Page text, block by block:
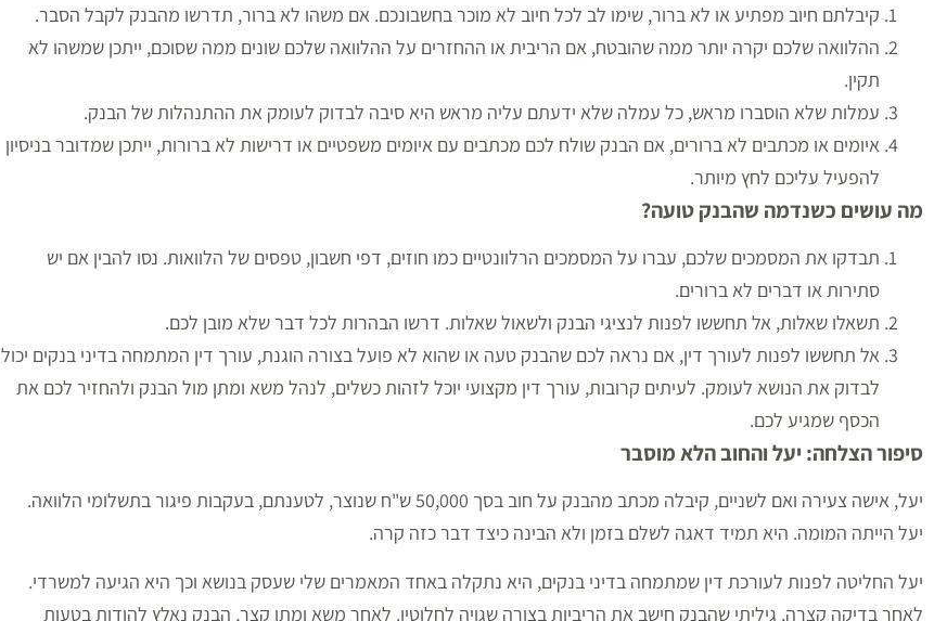
קיבלתם חיוב מפתיע או לא ברור, שימו לב לכל חיוב לא מוכר בחשבונכם. אם משהו לא ברור, תדרשו מהבנק לקבל הסבר.
ההלוואה שלכם יקרה יותר ממה שהובטח, אם הריבית או ההחזרים על ההלוואה שלכם שונים ממה שסוכם, ייתכן שמשהו לא
תקין.
עמלות שלא הוסברו מראש, כל עמלה שלא ידעתם עליה מראש היא סיבה לבדוק לעומק את ההתנהלות של הבנק.
איומים או מכתבים לא ברורים, אם הבנק שולח לכם מכתבים עם איומים משפטיים או דרישות לא ברורות, ייתכן שמדובר בניסיון
להפעיל עליכם לחץ מיותר.
מה עושים כשנדמה שהבנק טועה?
תבדקו את המסמכים שלכם, עברו על המסמכים הרלוונטיים כמו חוזים, דפי חשבון, טפסים של הלוואות. נסו להבין אם יש
סתירות או דברים לא ברורים.
תשאלו שאלות, אל תחששו לפנות לנציגי הבנק ולשאול שאלות. דרשו הבהרות לכל דבר שלא מובן לכם.
אל תחששו לפנות לעורך דין, אם נראה לכם שהבנק טעה או שהוא לא פועל בצורה הוגנת, עורך דין המתמחה בדיני בנקים יכול
לבדוק את הנושא לעומק. לעיתים קרובות, עורך דין מקצועי יוכל לזהות כשלים, לנהל משא ומתן מול הבנק ולהחזיר לכם את
הכסף שמגיע לכם.
סיפור הצלחה: יעל והחוב הלא מוסבר
יעל, אישה צעירה ואם לשניים, קיבלה מכתב מהבנק על חוב בסך 50,000 ש"ח שנוצר, לטענתם, בעקבות פיגור בתשלומי הלוואה.
יעל הייתה המומה. היא תמיד דאגה לשלם בזמן ולא הבינה כיצד דבר כזה קרה.
יעל החליטה לפנות לעורכת דין שמתמחה בדיני בנקים, היא נתקלה באחד המאמרים שלי שעסק בנושא וכך היא הגיעה למשרדי.
לאחר בדיקה קצרה, גיליתי שהבנק חישב את הריביות בצורה שגויה לחלוטין. לאחר משא ומתן קצר, הבנק נאלץ להודות בטעות